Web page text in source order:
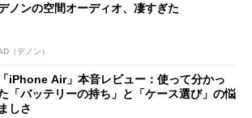
ノンの空間オーディオ、凄すぎた
（デノン）
「iPhone Air」本音レビュー：使って分かっ
「バッテリーの持ち」と「ケース選び」の悩
ましさ